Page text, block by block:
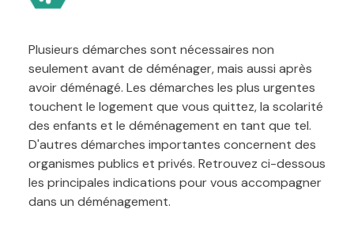
Plusieurs démarches sont nécessaires non
seulement avant de déménager, mais aussi après
avoir déménagé. Les démarches les plus urgentes
touchent le logement que vous quittez, la scolarité
des enfants et le déménagement en tant que tel.
D'autres démarches importantes concernent des
organismes publics et privés. Retrouvez ci-dessous
les principales indications pour vous accompagner
dans un déménagement.